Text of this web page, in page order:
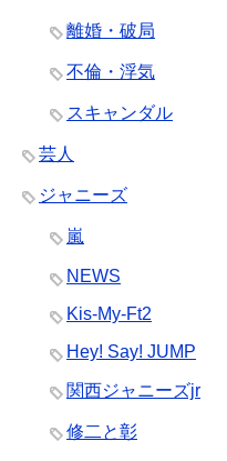
離婚・破局
不倫・浮気
スキャンダル
芸人
ジャニーズ
嵐
NEWS
Kis-My-Ft2
Hey! Say! JUMP
関西ジャニーズjr
修二と彰